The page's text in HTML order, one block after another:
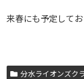
来春にも予定して
分水ライオンズク